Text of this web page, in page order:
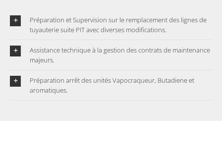
Préparation et Supervision sur le remplacement des lignes de
tuyauterie suite PIT avec diverses modifications.
Assistance technique à la gestion des contrats de maintenance
majeurs.
Préparation arrêt des unités Vapocraqueur, Butadiene et
aromatiques.